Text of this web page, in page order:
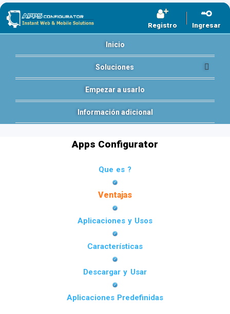
Registro Ingresar
Inicio
Soluciones
Empezar a usarlo
Información adicional
Apps Configurator
Que es ?
Ventajas
Aplicaciones y Usos
Características
Descargar y Usar
Aplicaciones Predefinidas